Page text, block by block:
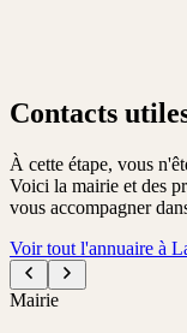
Contacts
À cette étape, vous
Voici la mairie et des
vous accompagner
Voir tout l'annuaire à
Mairie